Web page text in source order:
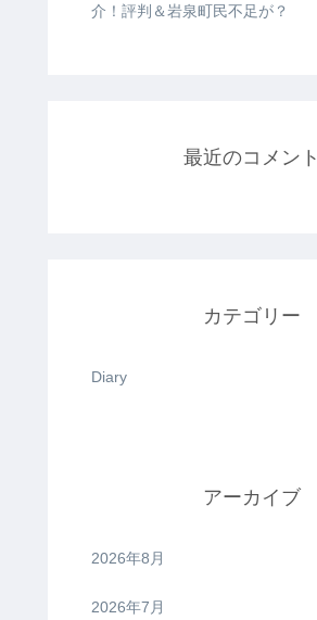
介！評判＆岩泉町民不足が？
最近のコメント
カテゴリー
Diary
アーカイブ
2026年8月
2026年7月